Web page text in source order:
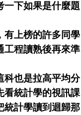
一下如果是什麼題
有上榜的許多同學
工程讀熟後再來準
科也是拉高平均分
看統計學的視訊課
統計學讀到迴歸那